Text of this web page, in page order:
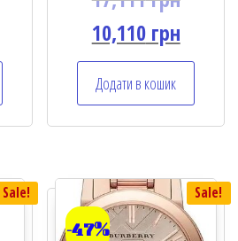
a
t
e
d
0
o
u
t
f
10,110грн
Додати в кошик
Sale! Sale!
-47%